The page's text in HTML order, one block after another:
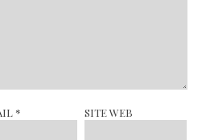
* SITE WEB